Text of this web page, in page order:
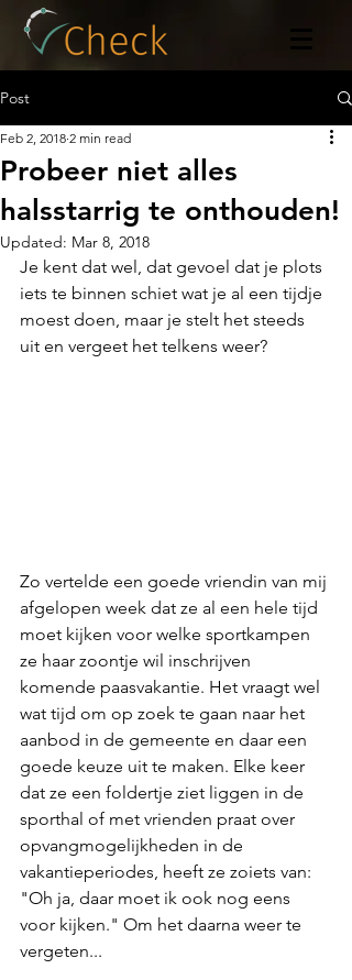
Post
Probeer niet alles
halsstarrig te onthouden!
Feb 2, 2018 2 min read
Updated: Mar 8, 2018
Je kent dat wel, dat gevoel dat je plots
iets te binnen schiet wat je al een tijdje
moest doen, maar je stelt het steeds
uit en vergeet het telkens weer?
Zo vertelde een goede vriendin van mij
afgelopen week dat ze al een hele tijd
moet kijken voor welke sportkampen
ze haar zoontje wil inschrijven
komende paasvakantie. Het vraagt wel
wat tijd om op zoek te gaan naar het
aanbod in de gemeente en daar een
goede keuze uit te maken. Elke keer
dat ze een foldertje ziet liggen in de
sporthal of met vrienden praat over
opvangmogelijkheden in de
vakantieperiodes, heeft ze zoiets van:
"Oh ja, daar moet ik ook nog eens
voor kijken." Om het daarna weer te
vergeten...